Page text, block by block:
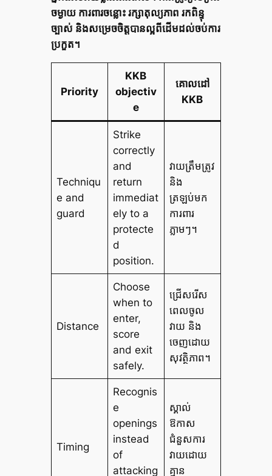
ចម្ងាយ ការពារចន្លោះ រក្សាតុល្យភាព រកពិន្ទុ
ច្បាស់ និងសម្រេចចិត្តបានល្អពីដើមដល់ចប់ការ
ប្រកួត។
Priority
KKB
objectiv
e
គោលដៅ
KKB
Techniqu
e and
guard
Strike
correctly
and
return
immediat
ely to a
protecte
d
position.
វាយត្រឹមត្រូវ
និង
ត្រឡប់មក
ការពារ
ភ្លាមៗ។
Distance
Choose
when to
enter,
score
and exit
safely.
ជ្រើសរើស
ពេលចូល
វាយ និង
ចេញដោយ
សុវត្ថិភាព។
Timing
Recognis
e
openings
instead
of
attacking
ស្គាល់
ឱកាស
ជំនួសការ
វាយដោយ
គ្មាន